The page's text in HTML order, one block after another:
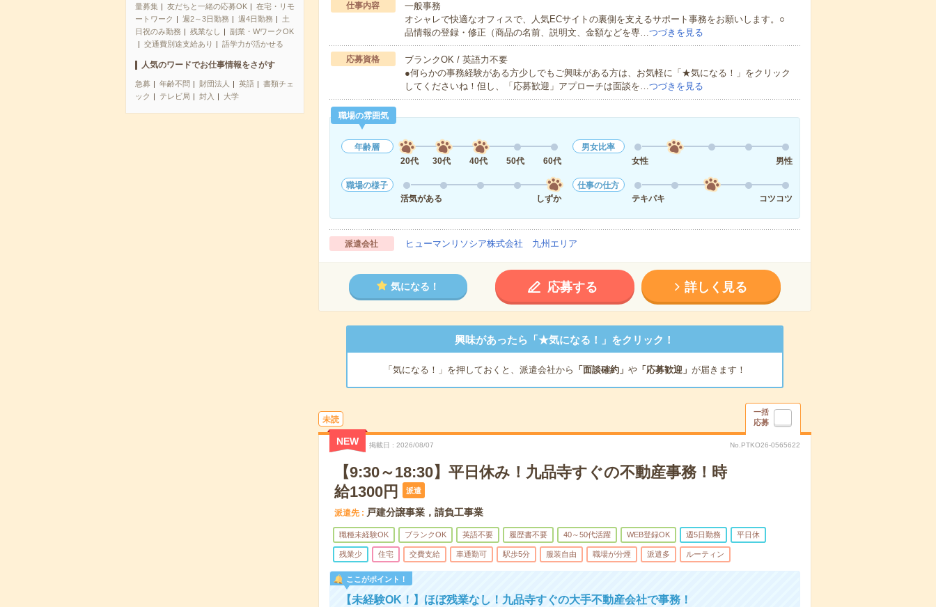
量募集
友だちと一緒の応募OK
在宅・リモ
ートワーク
週2～3日勤務 週4日勤務
土
日祝のみ勤務
残業なし
副業・WワークOK
交通費別途支給あり
語学力が活かせる
人気のワードでお仕事情報をさがす
急募 年齢不問 財団法人 英語
書類チェ
ック
テレビ局 封入 大学
仕事内容
一般事務
オシャレで快適なオフィスで、人気ECサイトの裏側を支えるサポート事務をお願いします。○
品情報の登録・修正（商品の名前、説明文、金額などを専…つづきを見る
応募資格
ブランクOK / 英語力不要
●何らかの事務経験がある方少しでもご興味がある方は、お気軽に「★気になる！」をクリック
してくださいね！但し、「応募歓迎」アプローチは面談を…つづきを見る
職場の雰囲気
年齢層
20代
30代 40代 50代 60代
男女比率
女性
男性
職場の様子
活気がある
しずか
仕事の仕方
テキパキ
コツコツ
派遣会社 ヒューマンリソシア株式会社 九州エリア
気になる！ 応募する 詳しく見る
興味があったら「★気になる！」をクリック！
「気になる！」を押しておくと、派遣会社から 「面談確約」 や「応募歓迎」 が届きます！
未読
一括
応募
NEW 掲載日 2026/08/07 No.PTKO26-0565622
【9:30～18:30】平日休み！九品寺すぐの不動産事務！時
給1300円
派遣
派遣先 戸建分譲事業，請負工事業
職種未経験OK ブランクOK 英語不要 履歴書不要 40～50代活躍 WEB登録OK 週5日勤務 平日休
残業少 住宅 交費支給 車通勤可 駅歩5分 服装自由 職場が分煙 派遣多 ルーティン
ここがポイント！
【未経験OK！】ほぼ残業なし！九品寺すぐの大手不動産会社で事務！